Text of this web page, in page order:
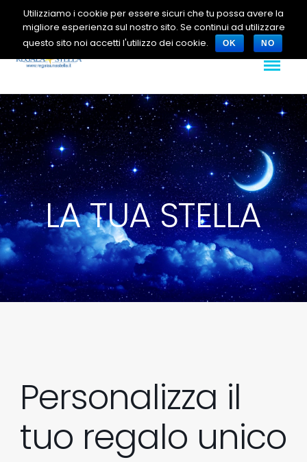
LA TUA STELLA
Personalizza il
tuo regalo unico
Utilizziamo i cookie per essere sicuri che tu possa avere la
migliore esperienza sul nostro sito. Se continui ad utilizzare
questo sito noi accetti l'utilizzo dei cookie.
OK NO